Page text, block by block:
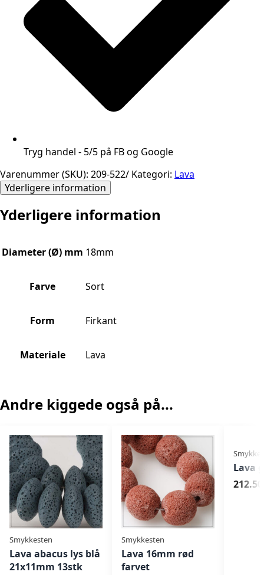
Tryg handel - 5/5 på FB og Google
Varenummer (SKU): 209-522/ Kategori: Lava
Yderligere information
Yderligere information
Diameter (Ø) mm 18mm
Farve Sort
Form Firkant
Materiale Lava
Andre kiggede også på...
Smykkesten
Lava abacus lys blå
21x11mm 13stk
Smykkesten
Lava 16mm rød
farvet
Lava